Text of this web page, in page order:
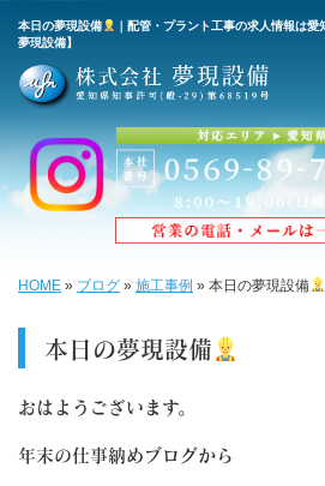
本日の夢現設備
｜配管・プラント工事の求人情報は
夢現設備】
HOME » ブログ » 施工事例 » 本日の夢現設備
本日の夢現設備
おはようございます。
年末の仕事納めブログから